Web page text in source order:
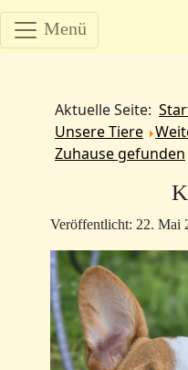
Menü
Aktuelle Seite:
Unsere Tiere
Zuhause gefunden
Veröffentlicht: 22. Mai